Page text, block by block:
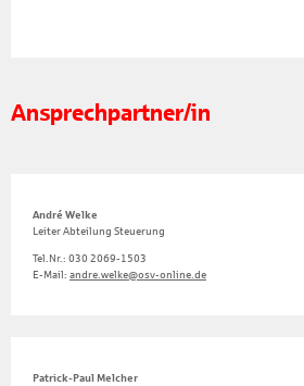
Ansprechpartner/in
André Welke
Leiter Abteilung Steuerung
Tel.Nr.: 030 2069-1503
E-Mail: andre.welke@osv-online.de
Patrick-Paul Melcher